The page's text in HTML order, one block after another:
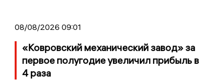
08/08/2026 09:01
«Ковровский механический завод» за
первое полугодие увеличил прибыль в
4 раза